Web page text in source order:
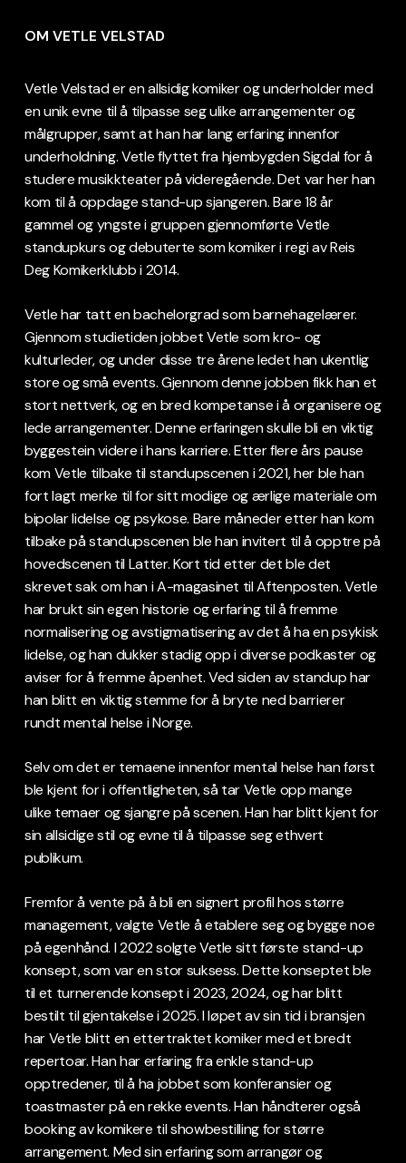
OM VETLE VELSTAD
Vetle Velstad er en allsidig komiker og underholder med
en unik evne til å tilpasse seg ulike arrangementer og
målgrupper, samt at han har lang erfaring innenfor
underholdning. Vetle flyttet fra hjembygden Sigdal for å
studere musikkteater på videregående. Det var her han
kom til å oppdage stand-up sjangeren. Bare 18 år
gammel og yngste i gruppen gjennomførte Vetle
standupkurs og debuterte som komiker i regi av Reis
Deg Komikerklubb i 2014.
Vetle har tatt en bachelorgrad som barnehagelærer.
Gjennom studietiden jobbet Vetle som kro- og
kulturleder, og under disse tre årene ledet han ukentlig
store og små events. Gjennom denne jobben fikk han et
stort nettverk, og en bred kompetanse i å organisere og
lede arrangementer. Denne erfaringen skulle bli en viktig
byggestein videre i hans karriere. Etter flere års pause
kom Vetle tilbake til standupscenen i 2021, her ble han
fort lagt merke til for sitt modige og ærlige materiale om
bipolar lidelse og psykose. Bare måneder etter han kom
tilbake på standupscenen ble han invitert til å opptre på
hovedscenen til Latter. Kort tid etter det ble det
skrevet sak om han i A-magasinet til Aftenposten. Vetle
har brukt sin egen historie og erfaring til å fremme
normalisering og avstigmatisering av det å ha en psykisk
lidelse, og han dukker stadig opp i diverse podkaster og
aviser for å fremme åpenhet. Ved siden av standup har
han blitt en viktig stemme for å bryte ned barrierer
rundt mental helse i Norge.
Selv om det er temaene innenfor mental helse han først
ble kjent for i offentligheten, så tar Vetle opp mange
ulike temaer og sjangre på scenen. Han har blitt kjent for
sin allsidige stil og evne til å tilpasse seg ethvert
publikum.
Fremfor å vente på å bli en signert profil hos større
management, valgte Vetle å etablere seg og bygge noe
på egenhånd. I 2022 solgte Vetle sitt første stand-up
konsept, som var en stor suksess. Dette konseptet ble
til et turnerende konsept i 2023, 2024, og har blitt
bestilt til gjentakelse i 2025. I løpet av sin tid i bransjen
har Vetle blitt en ettertraktet komiker med et bredt
repertoar. Han har erfaring fra enkle stand-up
opptredener, til å ha jobbet som konferansier og
toastmaster på en rekke events. Han håndterer også
booking av komikere til showbestilling for større
arrangement. Med sin erfaring som arrangør og